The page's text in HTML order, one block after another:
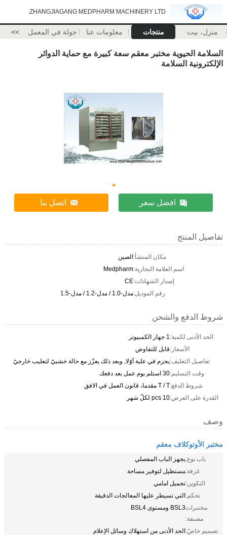
ZHANGJIAGANG MEDPHARM MACHINERY LTD.
منزل، بيت منتجات معلومات عنا جولة في المعمل >>
السلامة الحيوية مختبر معقم سعة كبيرة مع حماية الدوائر
الإلكترونية السلامة
افضل سعر اتصل بنا
تفاصيل المنتج
مكان المنشأ:الصين
اسم العلامة التجارية:Medpharm
إصدار الشهادات:CE
رقم الموديل:مدل-1.0 / مدل-1.2 / مدل-1.5
شروط الدفع والشحن
الحد الأدنى لكمية:1 جهاز الكمبيوتر
الأسعار:قابل للتفاوض
تفاصيل التغليف:يحزم في علبة أوّلا, وبعد ذلك يعزّز مع حالة خشبيّ لتعليب خارجيّ
وقت التسليم:30 استلم يوم عمل بعد دفعك
شروط الدفع:T / T مقدما، قانون العمل في الافق
القدرة على العرض:10 pcs لكلّ شهر
وصف
مختبر الأوتوكلاف معقم
باب نوع:يجهز الباب المفصلي
غرفة:مستطيل لتوفير مساحة
التكوين:تحميل امامي
تحكم:التي تسيطر عليها المعالجات الدقيقة
مختبرات
مصنفة:
BSL3 ومستوى BSL4
تصميم خاصّ:الحد الأدنى من استهلاك وسائل الإعلام